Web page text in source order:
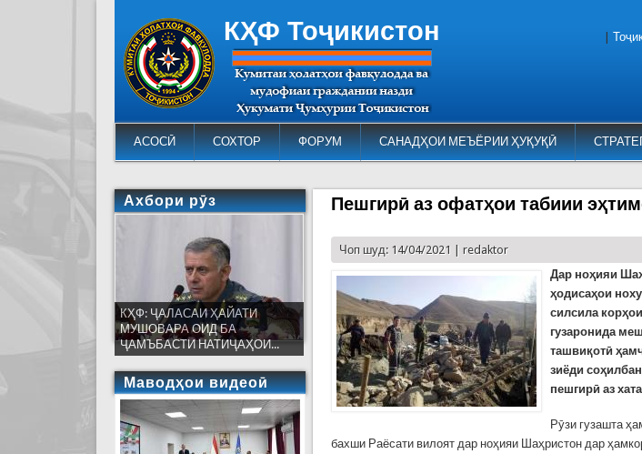
КҲФ Тоҷикистон
АСОСӢ СОХТОР ФОРУМ САНАДҲОИ МЕЪЁРИИ ҲУҚУҚӢ
Пешгирӣ аз офатҳои табиии
Чоп шуд: 14/04/2021 |redaktor
Дар ноҳияи
ҳодисаҳои
силсила
гузаронида
ташвиқотӣ
зиёди
пешгирӣ аз
Рӯзи гузашта
бахши Раёсати вилоят дар ноҳияи Шаҳристон дар
Ахбори рӯз
КҲФ: ҶАЛАСАИ ҲАЙАТИ
МУШОВАРА ОИД БА
ҶАМЪБАСТИ НАТИҶАҲОИ...
Маводҳои видеоӣ